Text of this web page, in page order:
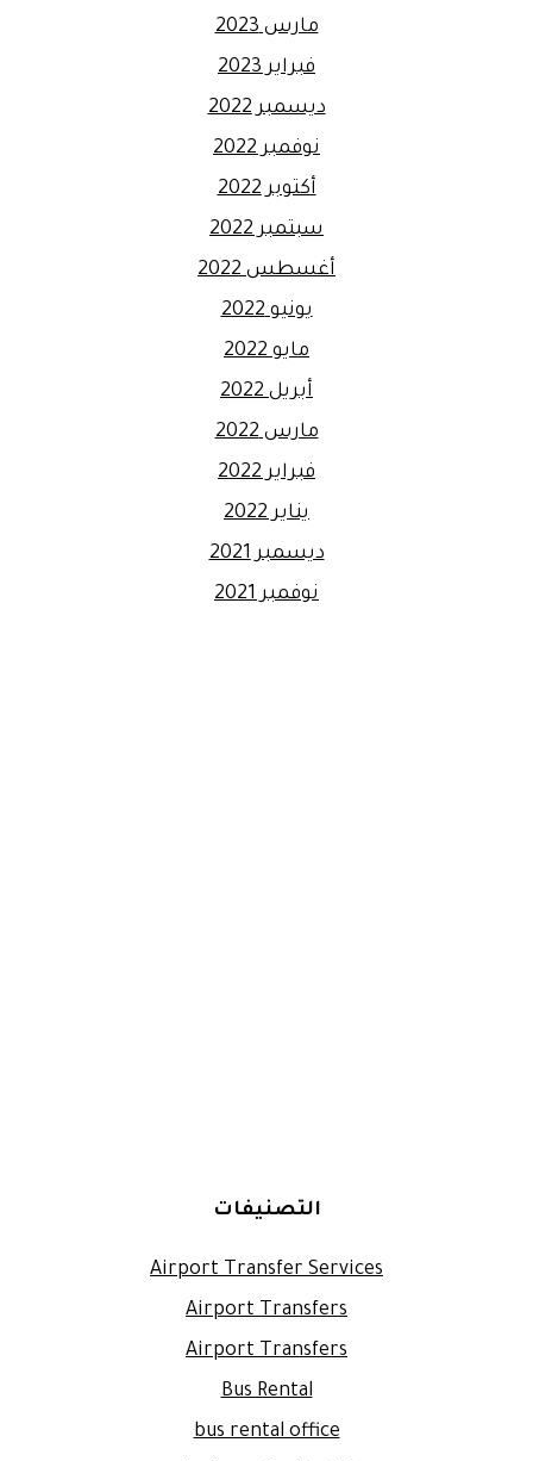
مارس 2023
فبراير 2023
ديسمبر 2022
نوفمبر 2022
أكتوبر 2022
سبتمبر 2022
أغسطس 2022
يونيو 2022
مايو 2022
أبريل 2022
مارس 2022
فبراير 2022
يناير 2022
ديسمبر 2021
نوفمبر 2021
التصنيفات
Airport Transfer Services
Airport Transfers
Airport Transfers
Bus Rental
bus rental office